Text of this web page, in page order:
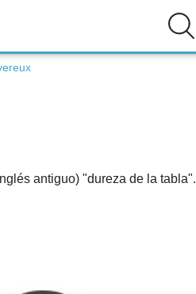
antiguo) "dureza de la tabla".